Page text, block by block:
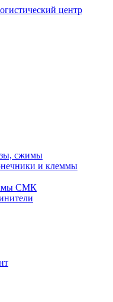
центр
сжимы
и клеммы
СМК